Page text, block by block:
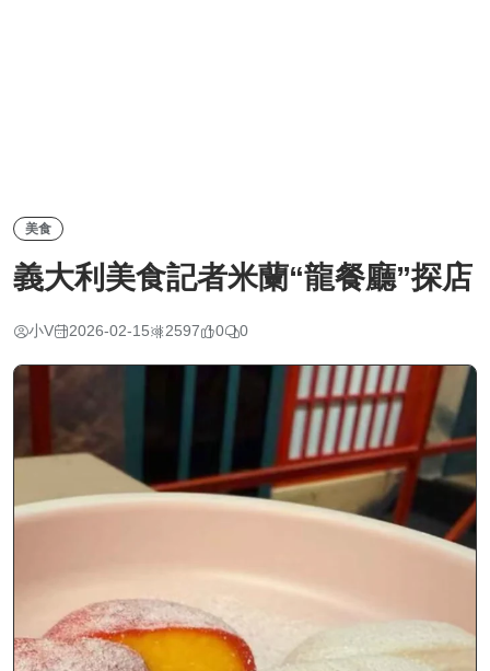
美食
義大利美食記者米蘭“龍餐廳”探店
小V 2026-02-15 2597 0 0